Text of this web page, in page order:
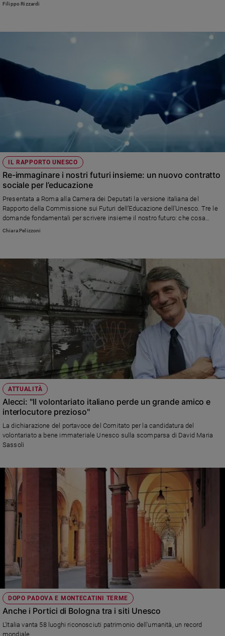
Caso
Cultura
e
spettacoli
Sanremo
2026
Cinema,
Tv
Musica
Arte
Famiglia
ed
educazione
Genitori
e
figli
Nonni
Coppia
Scuola
giovani
Adolescenza
Riflessioni
Foto
Video
Podcast
Privacy
Filippo Rizzardi
IL RAPPORTO UNESCO
Re-immaginare i nostri futuri insieme: un nuovo contratto
sociale per l’educazione
Presentata a Roma alla Camera dei Deputati la versione italiana del
Rapporto della Commissione sui Futuri dell’Educazione dell’Unesco. Tre le
domande fondamentali per scrivere insieme il nostro futuro: che cosa
dobbiamo continuare a fare; che cosa dobbiamo abbandonare; che cosa
Chiara Pelizzoni
ATTUALITÀ
Alecci: "Il volontariato italiano perde un grande amico e
interlocutore prezioso"
La dichiarazione del portavoce del Comitato per la candidatura del
volontariato a bene immateriale Unesco sulla scomparsa di David Maria
Sassoli
DOPO PADOVA E MONTECATINI TERME
Anche i Portici di Bologna tra i siti Unesco
L'Italia vanta 58 luoghi riconosciuti patrimonio dell'umanità, un record
mondiale